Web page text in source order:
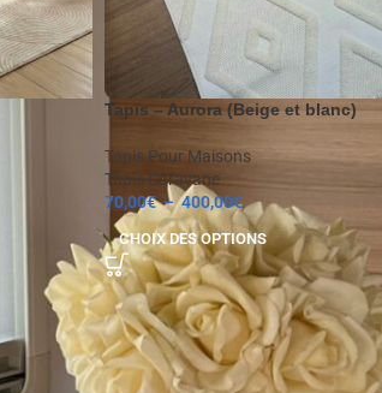
Tapis – Aurora (Beige et blanc)
Tapis Pour Maisons
Tapis Caravane
70,00€–400,00€
CHOIX DES OPTIONS